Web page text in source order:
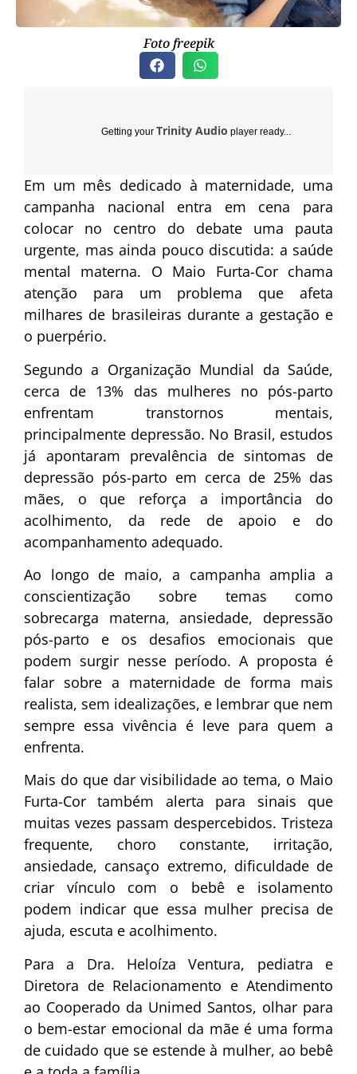
Foto freepik
Getting your Trinity Audio player ready...
Em um mês dedicado à maternidade, uma
campanha nacional entra em cena para
colocar no centro do debate uma pauta
urgente, mas ainda pouco discutida: a saúde
mental materna. O Maio Furta-Cor chama
atenção para um problema que afeta
milhares de brasileiras durante a gestação e
o puerpério.
Segundo a Organização Mundial da Saúde,
cerca de 13% das mulheres no pós-parto
enfrentam transtornos mentais,
principalmente depressão. No Brasil, estudos
já apontaram prevalência de sintomas de
depressão pós-parto em cerca de 25% das
mães, o que reforça a importância do
acolhimento, da rede de apoio e do
acompanhamento adequado.
Ao longo de maio, a campanha amplia a
conscientização sobre temas como
sobrecarga materna, ansiedade, depressão
pós-parto e os desafios emocionais que
podem surgir nesse período. A proposta é
falar sobre a maternidade de forma mais
realista, sem idealizações, e lembrar que nem
sempre essa vivência é leve para quem a
enfrenta.
Mais do que dar visibilidade ao tema, o Maio
Furta-Cor também alerta para sinais que
muitas vezes passam despercebidos. Tristeza
frequente, choro constante, irritação,
ansiedade, cansaço extremo, dificuldade de
criar vínculo com o bebê e isolamento
podem indicar que essa mulher precisa de
ajuda, escuta e acolhimento.
Para a Dra. Heloíza Ventura, pediatra e
Diretora de Relacionamento e Atendimento
ao Cooperado da Unimed Santos, olhar para
o bem-estar emocional da mãe é uma forma
de cuidado que se estende à mulher, ao bebê